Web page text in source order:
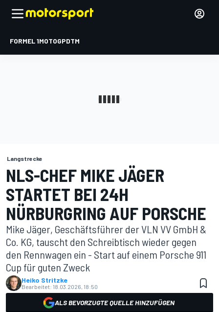
FORMEL 1MOTOGPDTM
Langstrecke
NLS-CHEF MIKE JÄGER
STARTET BEI 24H
NÜRBURGRING AUF PORSCHE
Mike Jäger, Geschäftsführer der VLN VV GmbH &
Co. KG, tauscht den Schreibtisch wieder gegen
den Rennwagen ein - Start auf einem Porsche 911
Cup für guten Zweck
Heiko Stritzke
Bearbeitet: 18.03.2026, 18:50
ALS BEVORZUGTE QUELLE HINZUFÜGEN